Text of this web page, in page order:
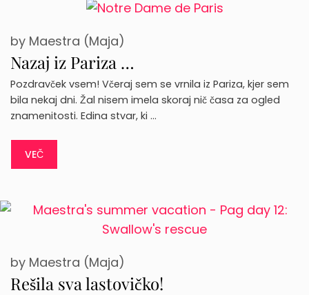
Nazaj iz Pariza …
by Maestra (Maja)
Pozdravček vsem! Včeraj sem se vrnila iz Pariza, kjer sem
bila nekaj dni. Žal nisem imela skoraj nič časa za ogled
znamenitosti. Edina stvar, ki …
VEČ
Rešila sva lastovičko!
by Maestra (Maja)